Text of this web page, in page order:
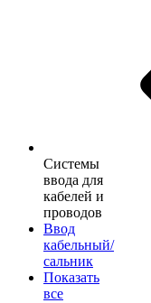
Системы
ввода для
кабелей и
проводов
Ввод
кабельный/
сальник
Показать
все